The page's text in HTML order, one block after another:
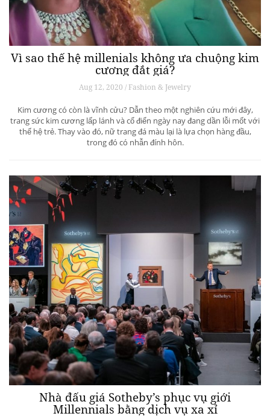
Vì sao thế hệ millenials không ưa chuộng kim
cương đắt giá?
Aug 12, 2020 / Fashion & Jewelry
Kim cương có còn là vĩnh cửu? Dẫn theo một nghiên cứu mới đây,
trang sức kim cương lấp lánh và cổ điển ngày nay đang dần lỗi mốt với
thế hệ trẻ. Thay vào đó, nữ trang đá màu lại là lựa chọn hàng đầu,
trong đó có nhẫn đính hôn.
Nhà đấu giá Sotheby’s phục vụ giới
Millennials bằng dịch vụ xa xỉ